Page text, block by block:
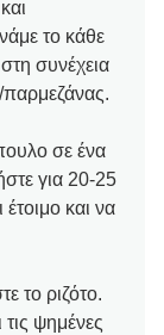
το κάθε
συνέχεια
παρμεζάνας.
σε ένα
για 20-25
και να
το ριζότο.
ψημένες